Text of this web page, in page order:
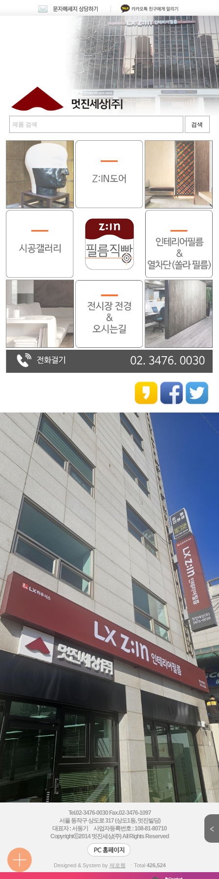
Tel.02-3476-0030 Fax.02-3476-1097
서울 동작구 상도로 317 (상도1동, 멋진빌딩)
대표자 : 서동기 사업자등록번호 : 108-81-80710
Copyrightⓒ2014멋진세상(주) All Rights Reserved
Designed & System by 제로웹 ㆍTotal 426,524